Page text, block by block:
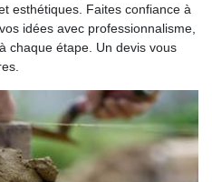
esthétiques. Faites confiance à
idées avec professionnalisme,
chaque étape. Un devis vous